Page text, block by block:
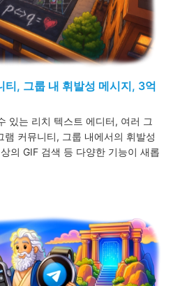
티, 그룹 내 휘발성 메시지, 3억
있는 리치 텍스트 에디터, 여러 그
커뮤니티, 그룹 내에서의 휘발성
의 GIF 검색 등 다양한 기능이 새롭